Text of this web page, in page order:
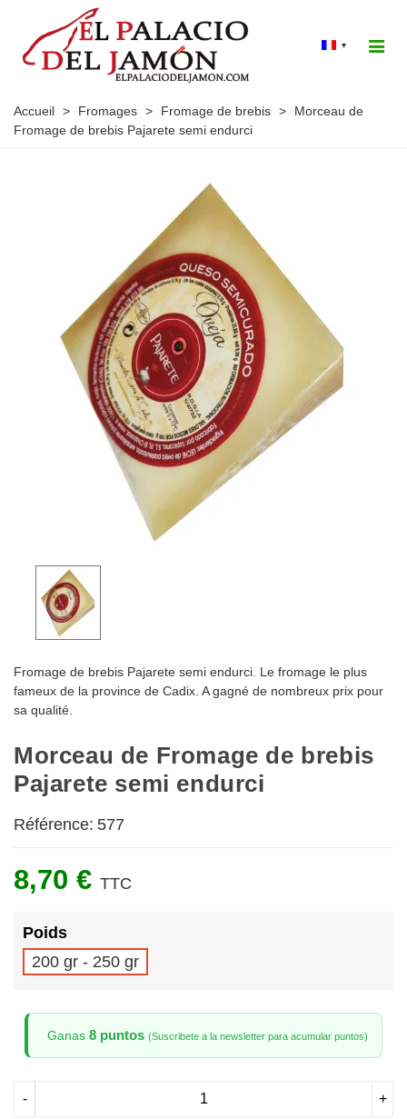
▾
Accueil > Fromages > Fromage de brebis >
Morceau de
Fromage de brebis Pajarete semi endurci
Fromage de brebis Pajarete semi endurci. Le fromage le plus
fameux de la province de Cadix. A gagné de nombreux prix pour
sa qualité.
Morceau de Fromage de brebis
Pajarete semi endurci
Référence: 577
8,70 € TTC
Poids
200 gr - 250 gr
Ganas 8 puntos (Suscribete a la newsletter para acumular puntos)
- +